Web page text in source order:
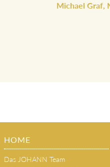
Michael Graf,
HOME
Das JOHANN Team